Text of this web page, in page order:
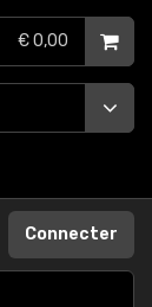
€ 0,00
Connecter